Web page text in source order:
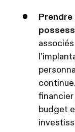
financier
budget